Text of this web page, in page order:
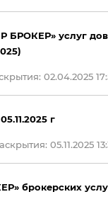
БРОКЕР» услуг
02.04.2025
г
05.11.2025
брокерских